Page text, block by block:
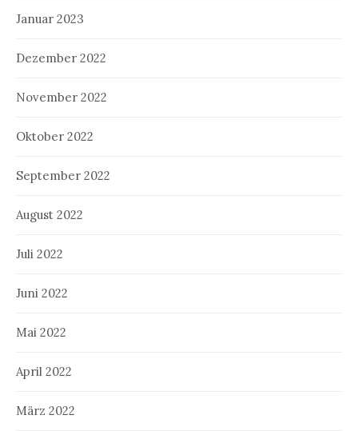
Januar 2023
Dezember 2022
November 2022
Oktober 2022
September 2022
August 2022
Juli 2022
Juni 2022
Mai 2022
April 2022
März 2022